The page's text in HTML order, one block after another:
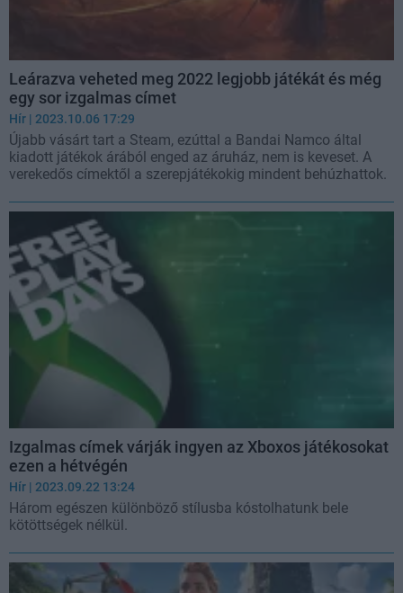
Leárazva veheted meg 2022 legjobb játékát és még
egy sor izgalmas címet
Hír | 2023.10.06 17:29
Újabb vásárt tart a Steam, ezúttal a Bandai Namco által
kiadott játékok árából enged az áruház, nem is keveset. A
verekedős címektől a szerepjátékokig mindent behúzhattok.
Izgalmas címek várják ingyen az Xboxos játékosokat
ezen a hétvégén
Hír | 2023.09.22 13:24
Három egészen különböző stílusba kóstolhatunk bele
kötöttségek nélkül.